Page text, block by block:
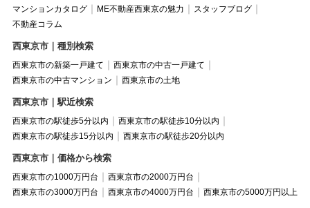
マンションカタログ
ME不動産西東京の魅力
スタッフブログ
不動産コラム
西東京市｜種別検索
西東京市の新築一戸建て
西東京市の中古一戸建て
西東京市の中古マンション
西東京市の土地
西東京市｜駅近検索
西東京市の駅徒歩5分以内
西東京市の駅徒歩10分以内
西東京市の駅徒歩15分以内
西東京市の駅徒歩20分以内
西東京市｜価格から検索
西東京市の1000万円台
西東京市の2000万円台
西東京市の3000万円台
西東京市の4000万円台 西東京市の5000万円以上